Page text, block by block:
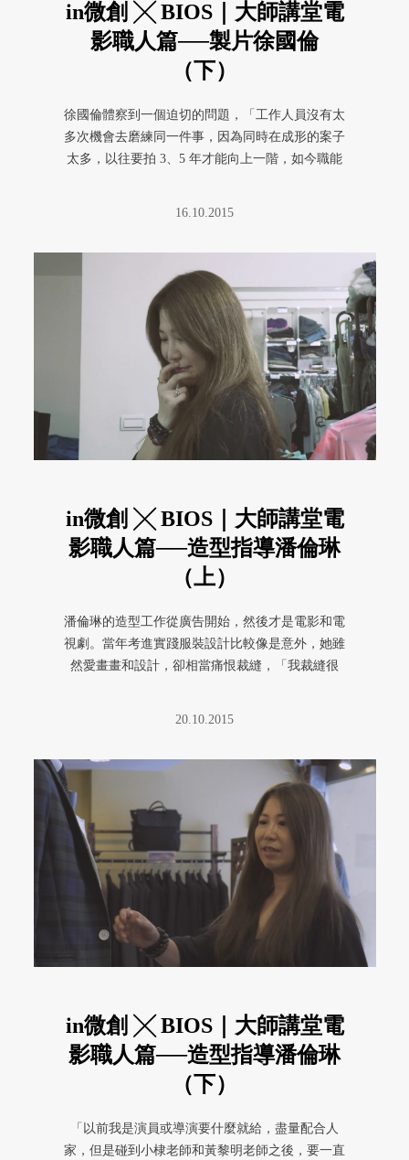
in微創 ╳ BIOS｜大師講堂電
影職人篇──製片徐國倫
（下）
徐國倫體察到一個迫切的問題，「工作人員沒有太
多次機會去磨練同一件事，因為同時在成形的案子
太多，以往要拍 3、5 年才能向上一階，如今職能
16.10.2015
in微創 ╳ BIOS｜大師講堂電
影職人篇──造型指導潘倫琳
（上）
潘倫琳的造型工作從廣告開始，然後才是電影和電
視劇。當年考進實踐服裝設計比較像是意外，她雖
然愛畫畫和設計，卻相當痛恨裁縫，「我裁縫很
20.10.2015
in微創 ╳ BIOS｜大師講堂電
影職人篇──造型指導潘倫琳
（下）
「以前我是演員或導演要什麼就給，盡量配合人
家，但是碰到小棣老師和黃黎明老師之後，要一直